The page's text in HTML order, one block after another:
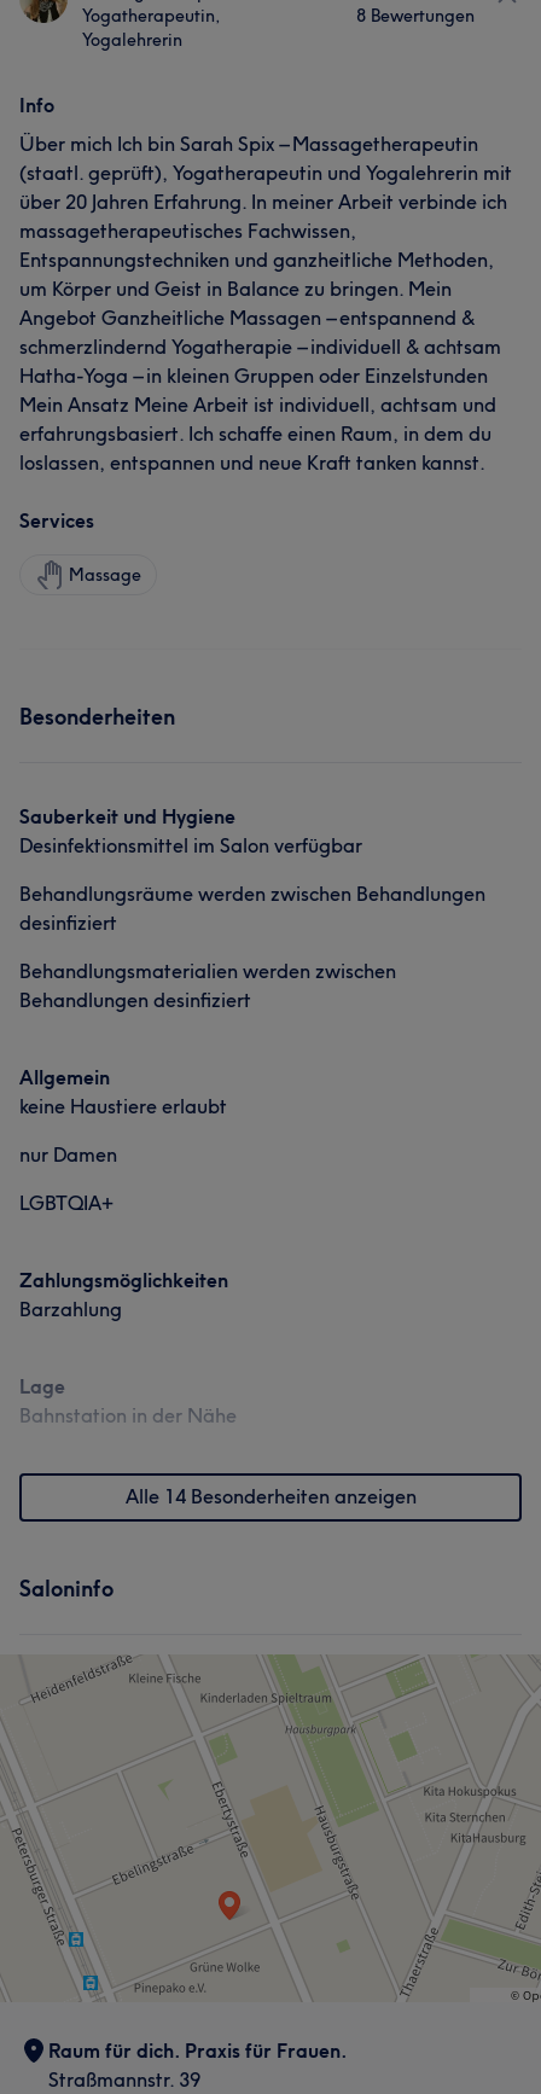
Yogatherapeutin,
Yogalehrerin
8 Bewertungen
Info
Über mich Ich bin Sarah Spix – Massagetherapeutin
(staatl. geprüft), Yogatherapeutin und Yogalehrerin mit
über 20 Jahren Erfahrung. In meiner Arbeit verbinde ich
massagetherapeutisches Fachwissen,
Entspannungstechniken und ganzheitliche Methoden,
um Körper und Geist in Balance zu bringen. Mein
Angebot Ganzheitliche Massagen – entspannend &
schmerzlindernd Yogatherapie – individuell & achtsam
Hatha-Yoga – in kleinen Gruppen oder Einzelstunden
Mein Ansatz Meine Arbeit ist individuell, achtsam und
erfahrungsbasiert. Ich schaffe einen Raum, in dem du
loslassen, entspannen und neue Kraft tanken kannst.
Services
Massage
Besonderheiten
Sauberkeit und Hygiene
Desinfektionsmittel im Salon verfügbar
Behandlungsräume werden zwischen Behandlungen
desinfiziert
Behandlungsmaterialien werden zwischen
Behandlungen desinfiziert
Allgemein
keine Haustiere erlaubt
nur Damen
LGBTQIA+
Zahlungsmöglichkeiten
Barzahlung
Lage
Bahnstation in der Nähe
Alle 14 Besonderheiten anzeigen
Saloninfo
Raum für dich. Praxis für Frauen.
Straßmannstr. 39